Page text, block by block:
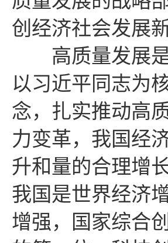
创经济社会发展
高质量发展是
以习近平同志为
念，扎实推动高
力变革，我国经
升和量的合理增
我国是世界经济
增强，国家综合